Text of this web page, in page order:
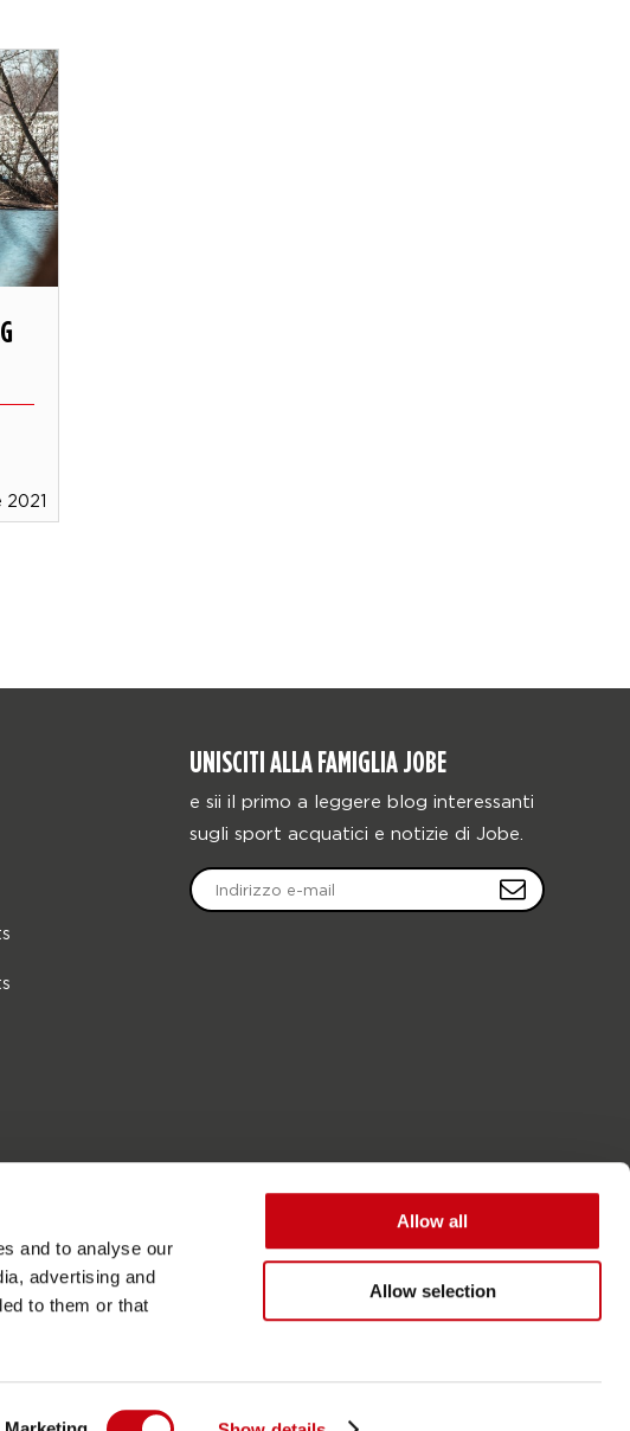
and to analyse our
advertising and
to them or that
Allow all
Allow selection
2021
UNISCITI ALLA FAMIGLIA JOBE
e sii il primo a leggere blog interessanti
sugli sport acquatici e notizie di Jobe.
Accessibilità